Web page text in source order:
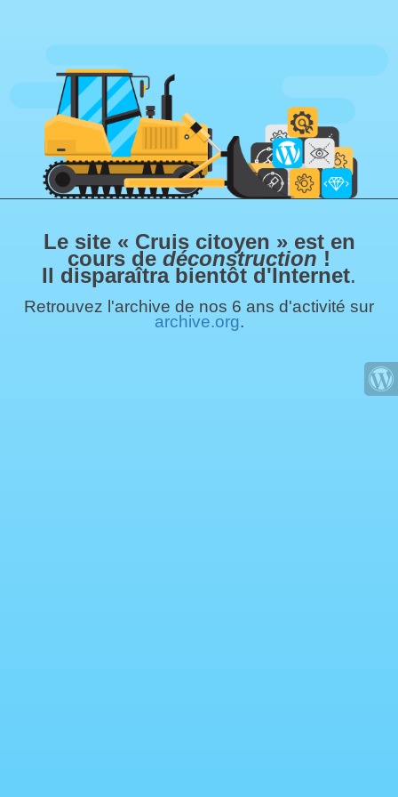
Le site « Cruis citoyen » est en
cours de déconstruction !
Il disparaîtra bientôt d'Internet.
Retrouvez l'archive de nos 6 ans d'activité sur
archive.org.